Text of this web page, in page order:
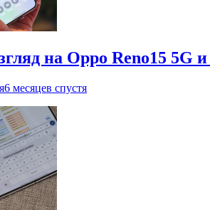
на Oppo Reno15 5G
6 месяцев спустя